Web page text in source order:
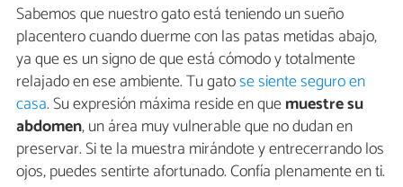
Sabemos que nuestro gato está teniendo un sueño
placentero cuando duerme con las patas metidas abajo,
ya que es un signo de que está cómodo y totalmente
relajado en ese ambiente. Tu gatose siente seguro en
casa. Su expresión máxima reside en quemuestre su
abdomen, un área muy vulnerable que no dudan en
preservar. Si te la muestra mirándote y entrecerrando los
ojos, puedes sentirte afortunado. Confía plenamente en ti.